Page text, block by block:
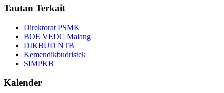
Tautan Terkait
Direktorat PSMK
BOE VEDC Malang
DIKBUD NTB
Kemendikbudristek
SIMPKB
Kalender